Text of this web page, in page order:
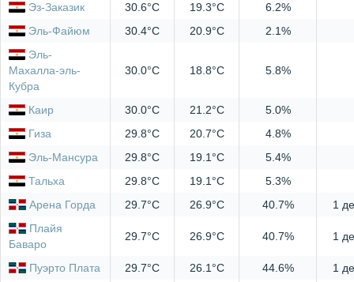
Эз-Заказик
30.6°C 19.3°C
6.2%
Эль-Файюм
30.4°C 20.9°C
2.1%
Эль-
Махалла-эль-
Кубра
30.0°C 18.8°C 5.8%
Каир 30.0°C 21.2°C
5.0%
Гиза
29.8°C 20.7°C
4.8%
Эль-Мансура
29.8°C 19.1°C
5.4%
Тальха
29.8°C 19.1°C
5.3%
Арена Горда
29.7°C 26.9°C 40.7%
1
Плайя
Баваро
29.7°C 26.9°C 40.7% 1
Пуэрто Плата 29.7°C 26.1°C 44.6%
1